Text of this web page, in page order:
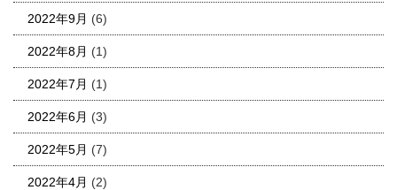
2022年9月 (6)
2022年8月 (1)
2022年7月 (1)
2022年6月 (3)
2022年5月 (7)
2022年4月 (2)